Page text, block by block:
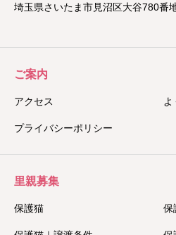
埼玉県さいたま市見沼区大谷780番
ご案内
アクセス よ
プライバシーポリシー
里親募集
保護猫 保